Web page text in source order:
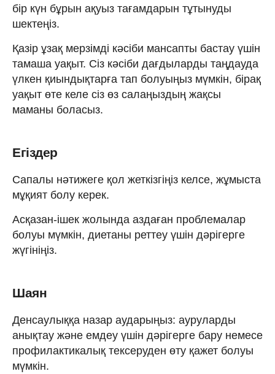
бір күн бұрын ақуыз тағамдарын тұтынуды
шектеңіз.
Қазір ұзақ мерзімді кәсіби мансапты бастау үшін
тамаша уақыт. Сіз кәсіби дағдыларды таңдауда
үлкен қиындықтарға тап болуыңыз мүмкін, бірақ
уақыт өте келе сіз өз салаңыздың жақсы
маманы боласыз.
Егіздер
Сапалы нәтижеге қол жеткізгіңіз келсе, жұмыста
мұқият болу керек.
Асқазан-ішек жолында аздаған проблемалар
болуы мүмкін, диетаны реттеу үшін дәрігерге
жүгініңіз.
Шаян
Денсаулыққа назар аударыңыз: ауруларды
анықтау және емдеу үшін дәрігерге бару немесе
профилактикалық тексеруден өту қажет болуы
мүмкін.